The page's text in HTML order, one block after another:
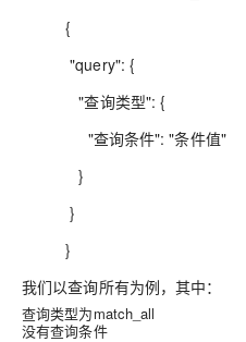
{
"query": {
"查询类型": {
"查询条件": "条件值"
}
}
}
我们以查询所有为例，其中：
查询类型为match_all
没有查询条件